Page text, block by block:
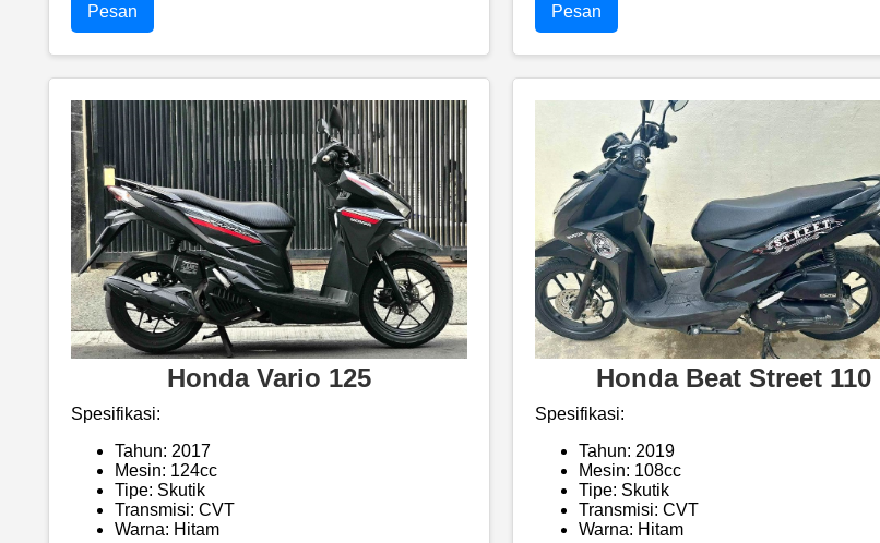
Pesan Pesan
Honda Vario 125
Spesifikasi:
Tahun: 2017
Mesin: 124cc
Tipe: Skutik
Transmisi: CVT
Warna: Hitam
Honda Beat Street 110
Spesifikasi:
Tahun: 2019
Mesin: 108cc
Tipe: Skutik
Transmisi: CVT
Warna: Hitam